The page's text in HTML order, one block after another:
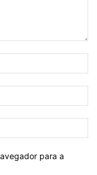
para a